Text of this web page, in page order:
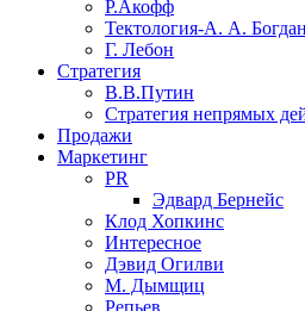
Р.Акофф
Тектология-А. А.
​Г. Лебон
Стратегия
В.В.Путин
​Стратегия непрямых
Продажи
Маркетинг
PR
Эдвард Бернейс
Клод Хопкинс
Интересное
Дэвид Огилви
М. Дымщиц
Репьев